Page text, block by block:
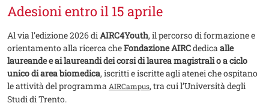
Adesioni entro il 15 aprile
Al via l’edizione 2026 diAIRC4Youth, il percorso di formazione e
orientamento alla ricerca cheFondazione AIRCdedicaalle
laureande e ai laureandi dei corsi di laurea magistrali o a ciclo
unico di area biomedica, iscritti e iscritte agli atenei che ospitano
le attività del programma AIRCampus, tra cui l’Università degli
Studi di Trento.